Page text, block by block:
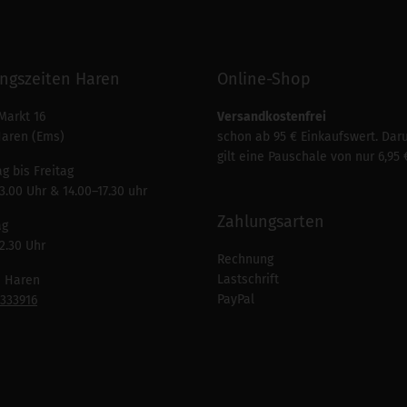
Haren
16
(Ems)
bis Freitag
Uhr & 14.00–17.30 uhr
Uhr
Haren
Online-Shop
Versandkostenfrei
schon ab 95 € Einkaufswert.
gilt eine Pauschale von nur 6,95
Zahlungsarten
Rechnung
Lastschrift
PayPal